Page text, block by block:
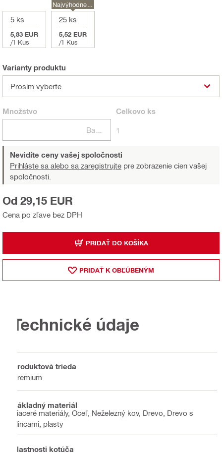
5 ks
5,83 EUR
/1 Kus
25 ks
5,52 EUR
/1 Kus
Najvýhodnejši
e
Varianty produktu
Prosím vyberte
Množstvo Celkovo ks
1
Nevidíte ceny vašej spoločnosti
Prihláste sa alebo sa zaregistrujte pre zobrazenie cien vašej
spoločnosti.
Cena po zľave bez DPH
Od 29,15 EUR
PRIDAŤ DO KOŠÍKA
PRIDAŤ K OBĽÚBENÝM
Technické údaje
Produktová trieda
Premium
Základný materiál
Viaceré materiály, Oceľ, Neželezný kov, Drevo, Drevo s
klincami, plasty
Vlastnosti kotúča